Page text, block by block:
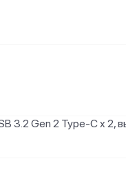
3.2 Gen 2 Type-C x 2,